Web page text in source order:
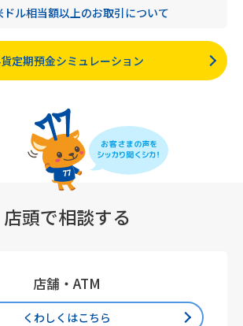
ル相当額以上のお取引について
定期預金シミュレーション
店頭で相談する
店舗・ATM
くわしくはこちら